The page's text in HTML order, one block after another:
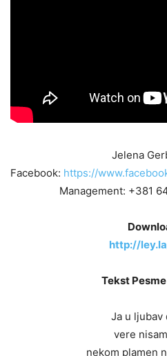
Jelena
Facebook: https://
Management: +381
http://
Tekst
Ja u ljubav
vere
nekom plamen